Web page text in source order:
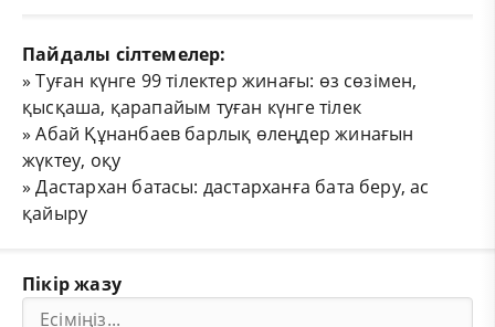
Пайдалы сілтемелер:
»Туған күнге 99 тілектер жинағы: өз сөзімен,
қысқаша, қарапайым туған күнге тілек
»Абай Құнанбаев барлық өлеңдер жинағын
жүктеу, оқу
»Дастархан батасы: дастарханға бата беру, ас
қайыру
Пікір жазу